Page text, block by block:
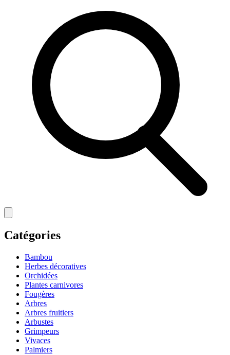
Catégories
Bambou
Herbes décoratives
Orchidées
Plantes carnivores
Fougères
Arbres
Arbres fruitiers
Arbustes
Grimpeurs
Vivaces
Palmiers